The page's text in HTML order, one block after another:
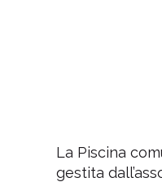
La Piscina
gestita